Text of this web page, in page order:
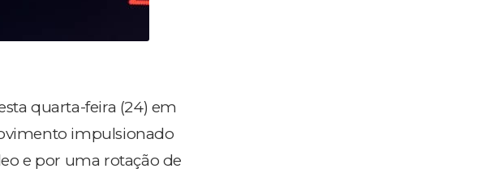
quarta-feira (24) em
impulsionado
e por uma rotação de